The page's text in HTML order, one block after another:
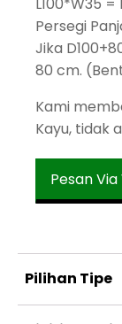
Persegi
Jika
80 cm.
Kami
Kayu, tidak
Pesan
Pilihan Tipe